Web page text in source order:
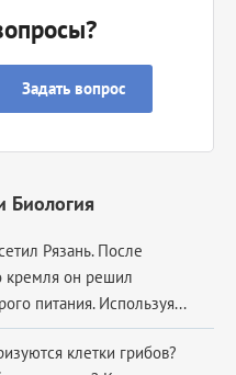
Задать вопрос
Биология
Рязань. После
кремля он решил
питания. Используя...
клетки грибов?